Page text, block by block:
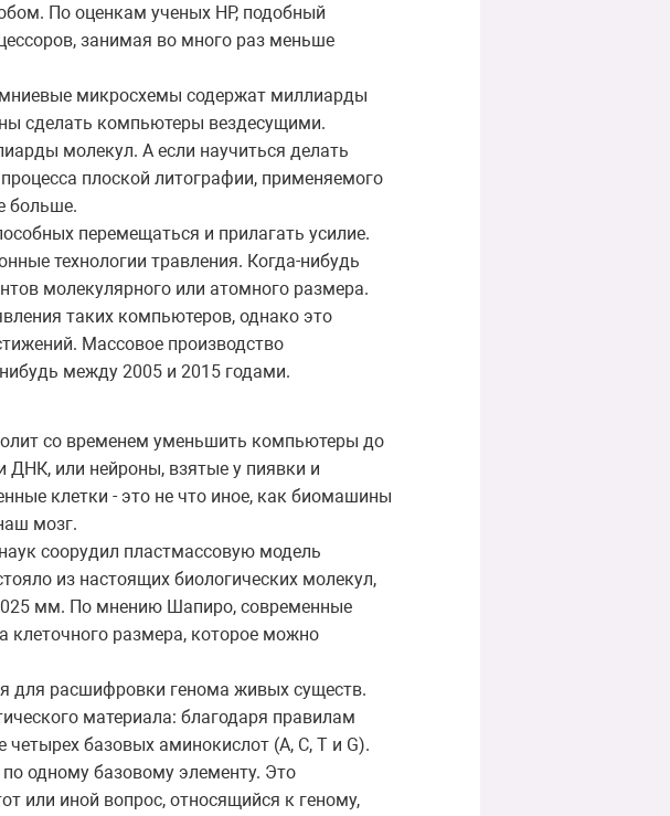
По оценкам ученых HP, подобный
занимая во много раз меньше
микросхемы содержат миллиарды
сделать компьютеры вездесущими.
молекул. А если научиться делать
плоской литографии, применяемого
больше.
перемещаться и прилагать усилие.
технологии травления. Когда-нибудь
молекулярного или атомного размера.
таких компьютеров, однако это
Массовое производство
между 2005 и 2015 годами.
со временем уменьшить компьютеры до
ДНК, или нейроны, взятые у пиявки и
клетки - это не что иное, как биомашины
мозг.
соорудил пластмассовую модель
из настоящих биологических молекул,
мм. По мнению Шапиро, современные
клеточного размера, которое можно
для расшифровки генома живых существ.
материала: благодаря правилам
базовых аминокислот (A, C, T и G).
одному базовому элементу. Это
или иной вопрос, относящийся к геному,